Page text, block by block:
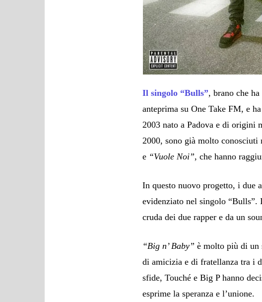
Il singolo “Bulls”, brano che
anteprima su One Take FM, e
2003 nato a Padova e di origini
2000, sono già molto conosciuti
e “Vuole Noi”, che hanno
In questo nuovo progetto, i due
evidenziato nel singolo “Bulls”.
cruda dei due rapper e da un
“Big n’ Baby”è molto più di un
di amicizia e di fratellanza tra i
sfide, Touché e Big P hanno
esprime la speranza e l’unione.